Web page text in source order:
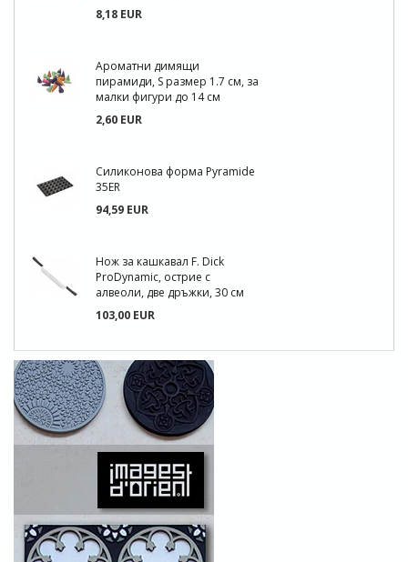
8,18 EUR
Ароматни димящи
пирамиди, S размер 1.7 см, за
малки фигури до 14 см
2,60 EUR
Силиконова форма Pyramide
35ER
94,59 EUR
Нож за кашкавал F. Dick
ProDynamic, острие с
алвеоли, две дръжки, 30 см
103,00 EUR